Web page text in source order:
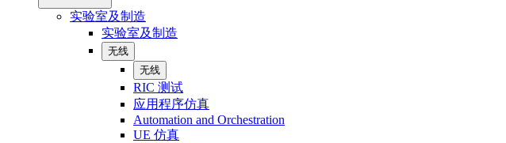
实验室及制造
实验室及制造
无线
无线
RIC 测试
应用程序仿真
Automation and Orchestration
UE 仿真